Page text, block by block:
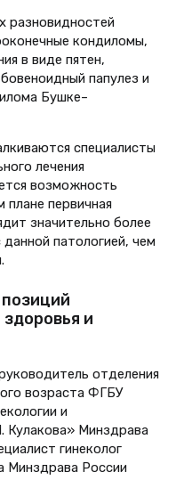
разновидностей
кондиломы,
в виде пятен,
папулез и
Бушке–
специалисты
лечения
возможность
плане первичная
значительно более
патологией, чем
и
отделения
возраста ФГБУ
и
Кулакова» Минздрава
гинеколог
Минздрава России